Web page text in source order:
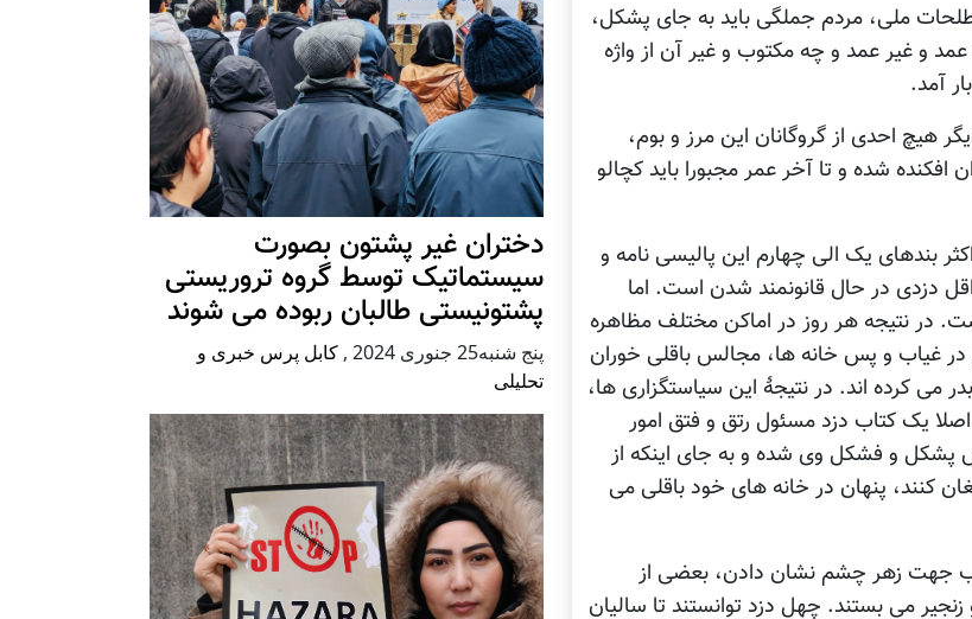
ملی، مردم جملگی باید به جای پشکل،
و غیر عمد و چه مکتوب و غیر آن از واژه
آمد.
هیچ احدی از گروگانان این مرز و بوم،
شده و تا آخر عمر مجبورا باید کچالو
بندهای یک الی چهارم این پالیسی نامه و
دزدی در حال قانونمند شدن است. اما
در نتیجه هر روز در اماکن مختلف مظاهره
غیاب و پس خانه ها، مجالس باقلی خوران
می کرده اند. در نتیجۀ این سیاستگزاری ها،
یک کتاب دزد مسئول رتق و فتق امور
پشکل و فشکل وی شده و به جای اینکه از
کنند، پنهان در خانه های خود باقلی می
جهت زهر چشم نشان دادن، بعضی از
می بستند. چهل دزد توانستند تا سالیان
دختران غیر پشتون بصورت
سیستماتیک توسط گروه تروریستی
پشتونیستی طالبان ربوده می شوند
پنج شنبه25 جنوری 2024 , کابل پرس خبری و
تحلیلی